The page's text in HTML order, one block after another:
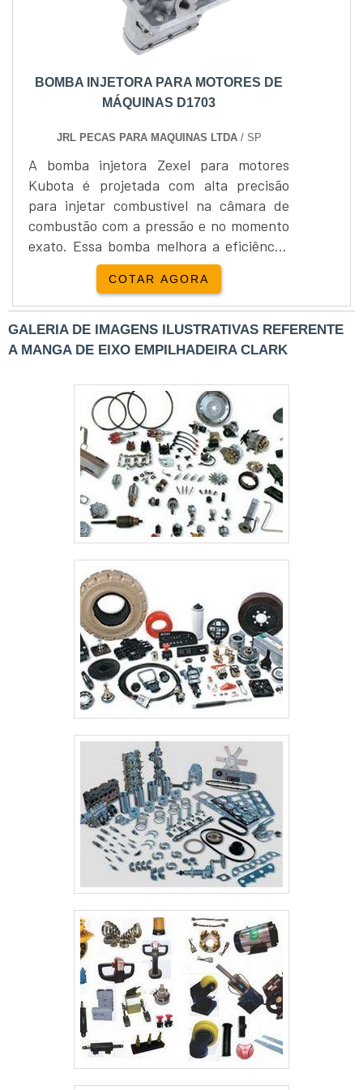
mais alta qualidade, buscando a
excelência nos serviços e o atendimento
ao cliente. Para obter maiores
produtos, entre em contato e solicite um
orçamento..
BOMBA INJETORA PARA MOTORES DE
MÁQUINAS D1703
JRL PECAS PARA MAQUINAS LTDA/ SP
A bomba injetora Zexel para motores
Kubota é projetada com alta precisão
para injetar combustível na câmara de
combustão com a pressão e no momento
exato. Essa bomba melhora a eficiência,
aumenta a potência do motor, reduz o
consumo de combustível e as emissões de
poluentes. Fabricada para suportar altas
pressões e temperaturas, garante a
queima eficiente do combustível. A JRL
bombas injetoras de alta qualidade,
essenciais para a manutenção e
longevidade dos motores Kubota.
COTAR AGORA
GALERIA DE IMAGENS ILUSTRATIVAS REFERENTE
A MANGA DE EIXO EMPILHADEIRA CLARK